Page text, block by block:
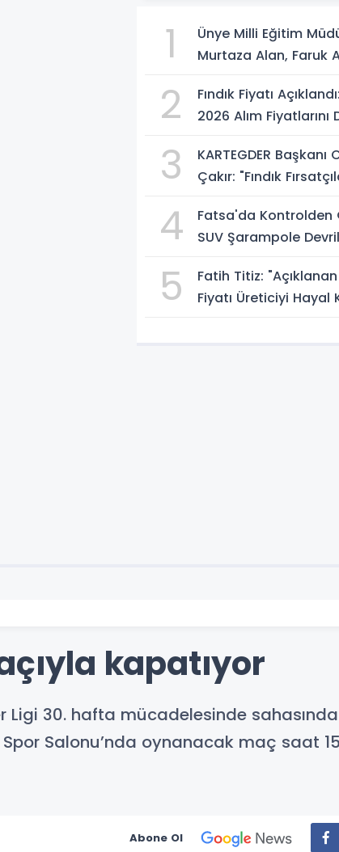
1
Ünye Milli Eğitim
Murtaza Alan, Faruk
2
Fındık Fiyatı
2026 Alım Fiyatlarını
3
KARTEGDER Başkanı
Çakır: "Fındık
4
Fatsa'da Kontrolden
SUV Şarampole
5
Fatih Titiz: "Açıklanan
Fiyatı Üreticiyi Hayal
kapatıyor
Ligi 30. hafta mücadelesinde
Salonu’nda oynanacak maç saat
Abone Ol